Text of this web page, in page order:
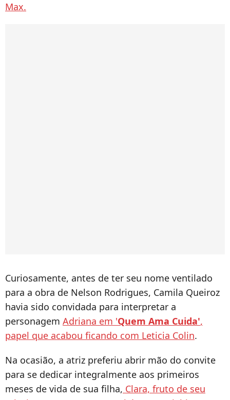
Max.
Curiosamente, antes de ter seu nome ventilado
para a obra de Nelson Rodrigues, Camila Queiroz
havia sido convidada para interpretar a
personagem Adriana em 'Quem Ama Cuida',
papel que acabou ficando com Leticia Colin.
Na ocasião, a atriz preferiu abrir mão do convite
para se dedicar integralmente aos primeiros
meses de vida de sua filha, Clara, fruto de seu